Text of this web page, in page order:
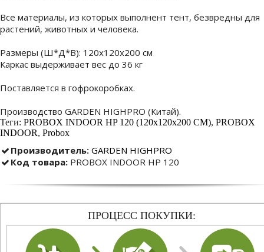
Все материалы, из которых выполнент тент, безвредны для
растений, животных и человека.
Размеры (Ш*Д*В): 120х120х200 см
Каркас выдерживает вес до 36 кг
Поставляется в гофрокоробках.
Производство GARDEN HIGHPRO (Китай).
Теги: PROBOX INDOOR HP 120 (120х120х200 CM), PROBOX
INDOOR, Probox
Производитель: GARDEN HIGHPRO
Код товара: PROBOX INDOOR HP 120
ПРОЦЕСС ПОКУПКИ: